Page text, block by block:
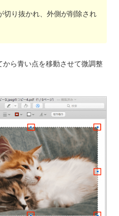
切り抜かれ、外側が削除され
から青い点を移動させて微調整